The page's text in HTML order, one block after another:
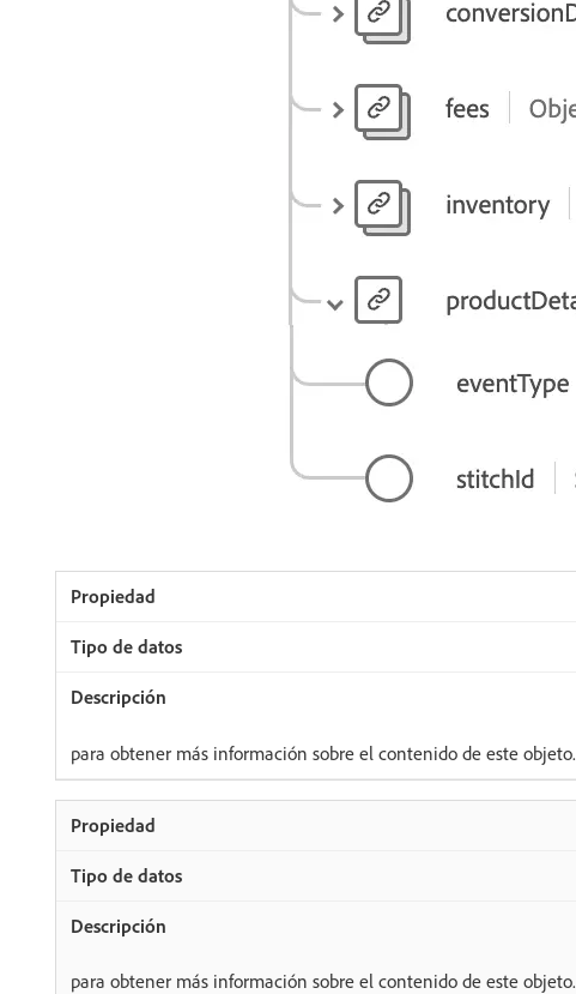
para obtener más información sobre el contenido de este objeto.
para obtener más información sobre el contenido de este objeto.